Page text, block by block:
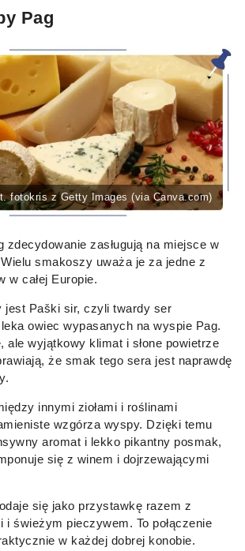
Pag
fotokris z Getty Images (via Canva.com)
zdecydowanie zasługują na miejsce w
Wielu smakoszy uważa je za jedne z
w całej Europie.
jest Paški sir, czyli twardy ser
owiec wypasanych na wyspie Pag.
ale wyjątkowy klimat i słone powietrze
że smak tego sera jest naprawdę
innymi ziołami i roślinami
wzgórza wyspy. Dzięki temu
aromat i lekko pikantny posmak,
się z winem i dojrzewającymi
się jako przystawkę razem z
i świeżym pieczywem. To połączenie
w każdej dobrej konobie.